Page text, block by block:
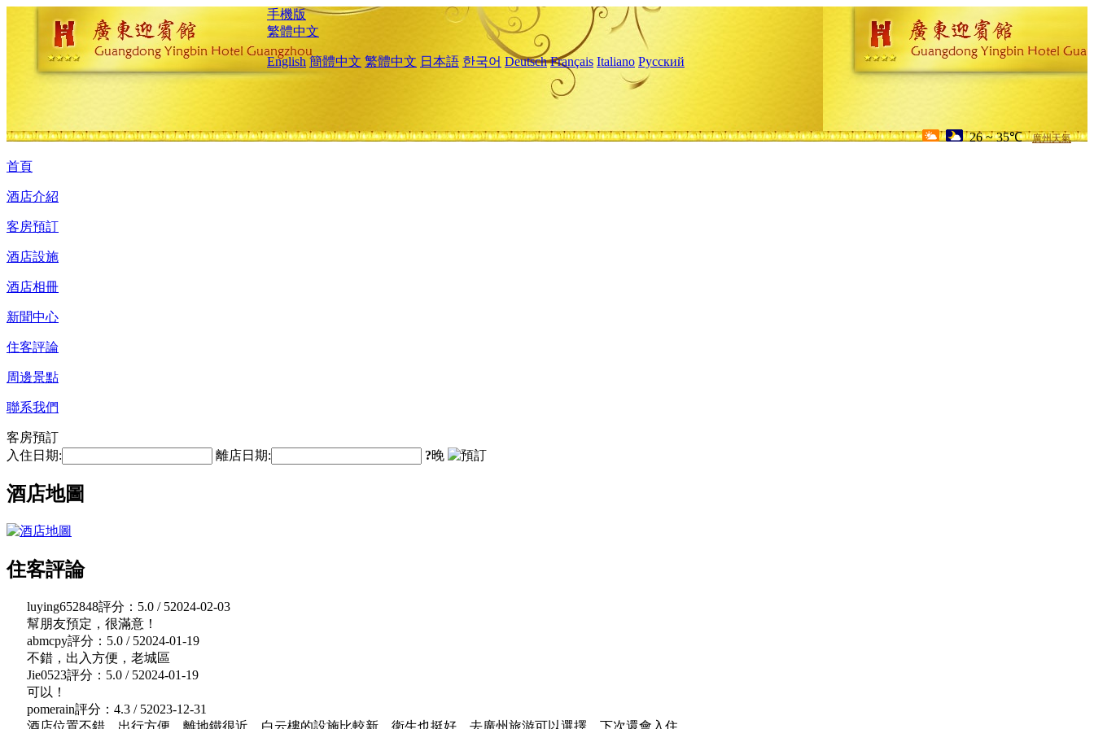
手機版
繁體中文
English 簡體中文 繁體中文 日本語 한국어 Deutsch Français Italiano Русский
26 ~ 35℃ 廣州天氣
首頁
酒店介紹
客房預訂
酒店設施
酒店相冊
新聞中心
住客評論
周邊景點
聯系我們
客房預訂
入住日期:
離店日期: ?晚
酒店地圖
住客評論
luying652848評分：5.0 / 52024-02-03
幫朋友預定，很滿意！
abmcpy評分：5.0 / 52024-01-19
不錯，出入方便，老城區
Jie0523評分：5.0 / 52024-01-19
可以！
pomerain評分：4.3 / 52023-12-31
酒店位置不錯，出行方便，離地鐵很近，白云樓的設施比較新，衛生也挺好，去廣州旅游可以選擇，下次還會入住。